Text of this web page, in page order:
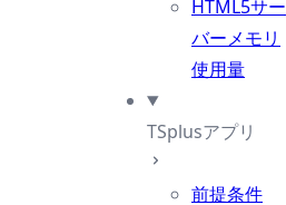
HTML5サー
バーメモリ
使用量
TSplusアプリ
前提条件